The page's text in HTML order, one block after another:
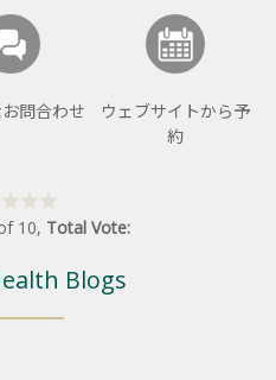
問合わせ
ウェブサイトから予
約
10, Total Vote:
Blogs